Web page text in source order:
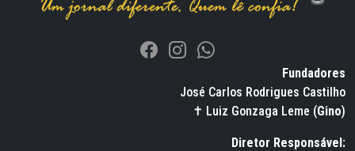
Fundadores
José Carlos Rodrigues Castilho
✝ Luiz Gonzaga Leme (Gino)
Diretor Responsável: